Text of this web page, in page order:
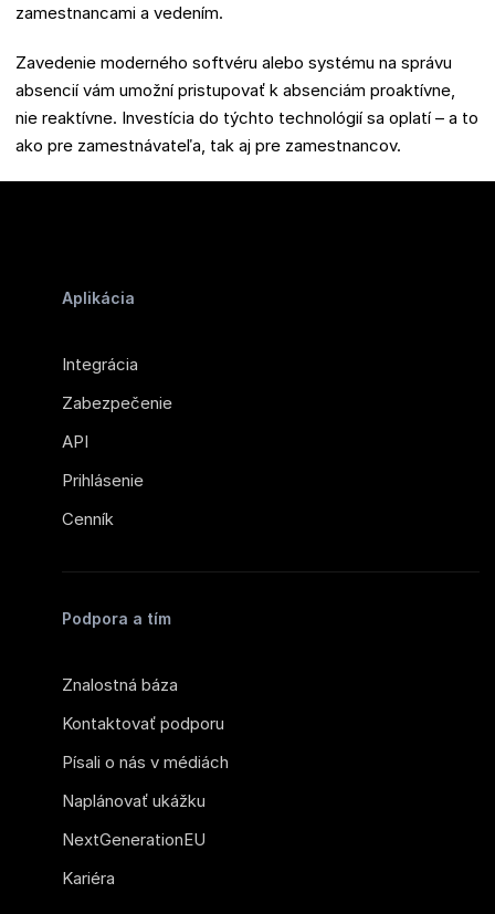
zamestnancami a vedením.
Zavedenie moderného softvéru alebo systému na správu
absencií vám umožní pristupovať k absenciám proaktívne,
nie reaktívne. Investícia do týchto technológií sa oplatí – a to
ako pre zamestnávateľa, tak aj pre zamestnancov.
Aplikácia
Integrácia
Zabezpečenie
API
Prihlásenie
Cenník
Podpora a tím
Znalostná báza
Kontaktovať podporu
Písali o nás v médiách
Naplánovať ukážku
NextGenerationEU
Kariéra